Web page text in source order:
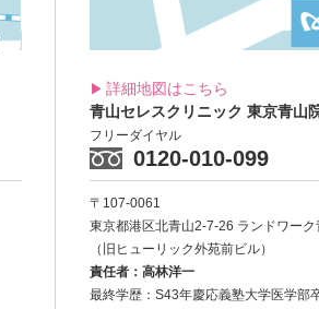
詳細地図はこちら
青山セレスクリニック 東京青山
フリーダイヤル
0120-010-099
〒107-0061
東京都港区北青山2-7-26 ランドワー
（旧ヒューリック外苑前ビル）
責任者：高林洋一
最終学歴：S43年慶応義塾大学医学部